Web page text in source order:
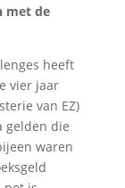
met de
heeft
vier jaar
van EZ)
gelden die
waren